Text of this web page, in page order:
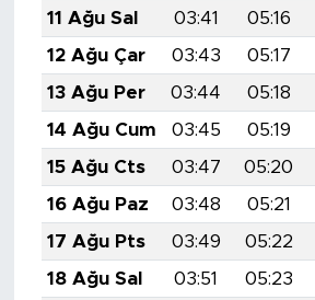
11 Ağu Sal
03:41 05:16
12 Ağu Çar
03:43 05:17
13 Ağu Per
03:44 05:18
14 Ağu Cum
03:45 05:19
15 Ağu Cts
03:47 05:20
16 Ağu Paz
03:48 05:21
17 Ağu Pts
03:49 05:22
18 Ağu Sal
03:51 05:23